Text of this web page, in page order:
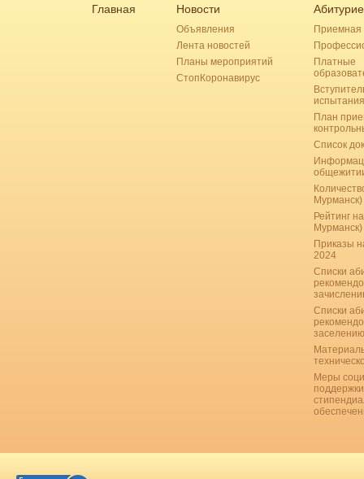
Главная Новости
Объявления
Лента новостей
Планы мероприятий
СтопКоронавирус
Приемная
Платные
испытания
План
Список
Мурманск)
Рейтинг
Мурманск)
Приказы
2024
Списки
Списки
Меры